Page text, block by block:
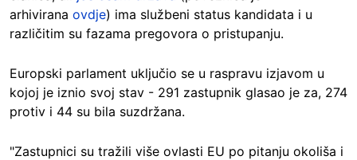
arhivirana ovdje) ima službeni status kandidata i u
različitim su fazama pregovora o pristupanju.
Europski parlament uključio se u raspravu izjavom u
kojoj je iznio svoj stav - 291 zastupnik glasao je za, 274
protiv i 44 su bila suzdržana.
"Zastupnici su tražili više ovlasti EU po pitanju okoliša i